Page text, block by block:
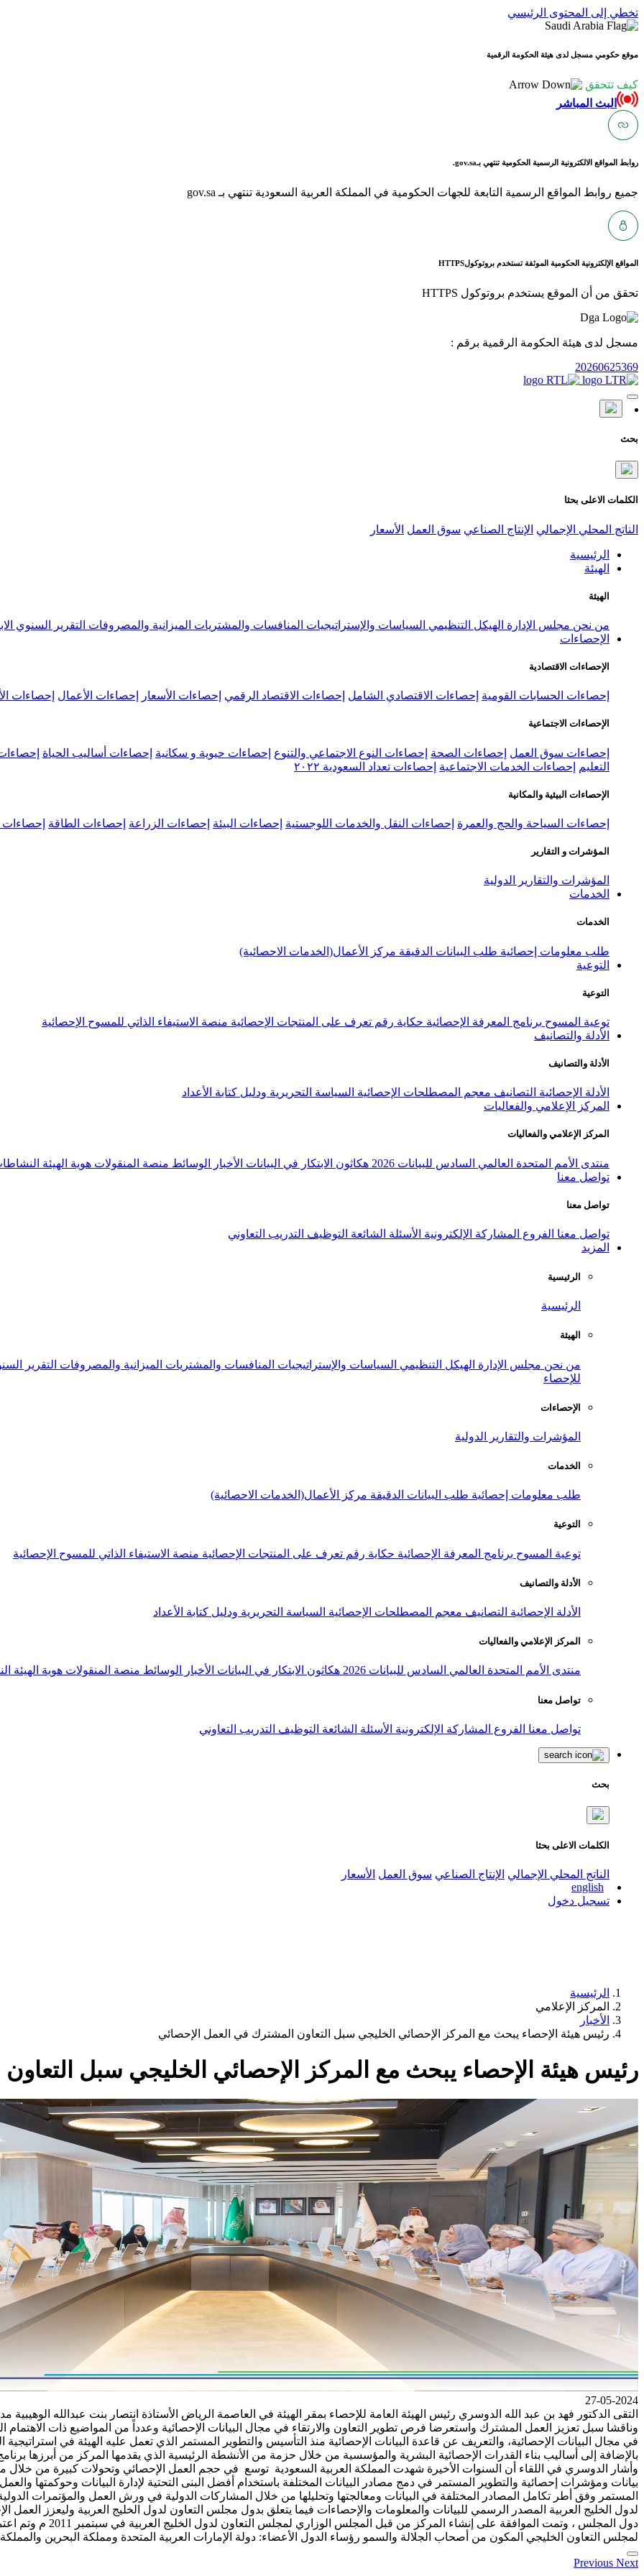
تخطي إلى المحتوى الرئيسي
موقع حكومي مسجل لدى هيئة الحكومة الرقمية
كيف تتحقق
البث المباشر
روابط المواقع الالكترونية الرسمية الحكومية تنتهي بـgov.sa.
جميع روابط المواقع الرسمية التابعة للجهات الحكومية في المملكة العربية السعودية تنتهي بـ gov.sa
المواقع الإلكترونية الحكومية الموثقة تستخدم بروتوكولHTTPS
تحقق من أن الموقع يستخدم بروتوكول HTTPS
مسجل لدى هيئة الحكومة الرقمية برقم :
20260625369
بحث
الكلمات الاعلى بحثا
الناتج المحلي الإجمالي الإنتاج الصناعي سوق العمل الأسعار
الرئيسية
الهيئة
الهيئة
من نحن مجلس الإدارة الهيكل التنظيمي السياسات والإستراتيجيات المنافسات والمشتريات الميزانية والمصروفات التقرير السنوي
الإحصاءات
الإحصاءات الاقتصادية
إحصاءات الحسابات القومية إحصاءات الاقتصادي الشامل إحصاءات الاقتصاد الرقمي إحصاءات الأسعار إحصاءات الأعمال إحصاءات
الإحصاءات الاجتماعية
إحصاءات سوق العمل إحصاءات الصحة إحصاءات النوع الاجتماعي والتنوع إحصاءات حيوية و سكانية إحصاءات أساليب الحياة
التعليم
إحصاءات الخدمات الاجتماعية إحصاءات تعداد السعودية ٢٠٢٢
الإحصاءات البيئية والمكانية
إحصاءات السياحة والحج والعمرة إحصاءات النقل والخدمات اللوجستية إحصاءات البيئة إحصاءات الزراعة إحصاءات الطاقة إحصاءات
المؤشرات و التقارير
المؤشرات والتقارير الدولية
الخدمات
الخدمات
طلب معلومات إحصائية طلب البيانات الدقيقة مركز الأعمال(الخدمات الاحصائية)
التوعية
التوعية
توعية المسوح برنامج المعرفة الإحصائية حكاية رقم تعرف على المنتجات الإحصائية منصة الاستيفاء الذاتي للمسوح الإحصائية
الأدلة والتصانيف
الأدلة والتصانيف
الأدلة الإحصائية التصانيف معجم المصطلحات الإحصائية السياسة التحريرية ودليل كتابة الأعداد
المركز الإعلامي والفعاليات
المركز الإعلامي والفعاليات
منتدى الأمم المتحدة العالمي السادس للبيانات 2026 هكاثون الابتكار في البيانات الأخبار الوسائط منصة المنقولات هوية الهيئة
تواصل معنا
تواصل معنا
تواصل معنا الفروع المشاركة الإلكترونية الأسئلة الشائعة التوظيف التدريب التعاوني
المزيد
الرئيسية
الرئيسية
الهيئة
من نحن مجلس الإدارة الهيكل التنظيمي السياسات والإستراتيجيات المنافسات والمشتريات الميزانية والمصروفات التقرير
للإحصاء
الإحصاءات
المؤشرات والتقارير الدولية
الخدمات
طلب معلومات إحصائية طلب البيانات الدقيقة مركز الأعمال(الخدمات الاحصائية)
التوعية
توعية المسوح برنامج المعرفة الإحصائية حكاية رقم تعرف على المنتجات الإحصائية منصة الاستيفاء الذاتي للمسوح الإحصائية
الأدلة والتصانيف
الأدلة الإحصائية التصانيف معجم المصطلحات الإحصائية السياسة التحريرية ودليل كتابة الأعداد
المركز الإعلامي والفعاليات
منتدى الأمم المتحدة العالمي السادس للبيانات 2026 هكاثون الابتكار في البيانات الأخبار الوسائط منصة المنقولات هوية الهيئة
تواصل معنا
تواصل معنا الفروع المشاركة الإلكترونية الأسئلة الشائعة التوظيف التدريب التعاوني
بحث
الكلمات الاعلى بحثا
الناتج المحلي الإجمالي الإنتاج الصناعي سوق العمل الأسعار
english
تسجيل دخول
الرئيسية
المركز الإعلامي
الأخبار
رئيس هيئة الإحصاء يبحث مع المركز الإحصائي الخليجي سبل التعاون المشترك في العمل الإحصائي
رئيس هيئة الإحصاء يبحث مع المركز الإحصائي الخليجي سبل
27-05-2024
التقى الدكتور فهد بن عبد الله الدوسري رئيس الهيئة العامة للإحصاء بمقر الهيئة في العاصمة الرياض الأستاذة انتصار بنت عبدالله
وناقشا سبل تعزيز العمل المشترك واستعرضا فرص تطوير التعاون والارتقاء في مجال البيانات الإحصائية وعدداً من المواضيع ذات
في مجال البيانات الإحصائية، والتعريف عن قاعدة البيانات الإحصائية منذ التأسيس والتطوير المستمر الذي تعمل عليه الهيئة في
بالإضافة إلى أساليب بناء القدرات الإحصائية البشرية والمؤسسية من خلال حزمة من الأنشطة الرئيسية الذي يقدمها المركز من أبرزها
وأشار الدوسري في اللقاء أن السنوات الأخيرة شهدت المملكة العربية السعودية توسع في حجم العمل الإحصائي وتحولات كبيرة من خلال
بيانات ومؤشرات إحصائية والتطوير المستمر في دمج مصادر البيانات المختلفة باستخدام أفضل البنى التحتية لإدارة البيانات وحوكمتها
المستمر وفق أطر تكامل المصادر المختلفة في البيانات ومعالجتها وتحليلها من خلال المشاركات الدولية في ورش العمل والمؤتمرات
لدول الخليج العربية المصدر الرسمي للبيانات والمعلومات والإحصاءات فيما يتعلق بدول مجلس التعاون لدول الخليج العربية وليعزز العمل
لمجلس التعاون الخليجي المكون من أصحاب الجلالة والسمو رؤساء الدول الأعضاء: دولة الإمارات العربية المتحدة ومملكة البحرين
Previous Next